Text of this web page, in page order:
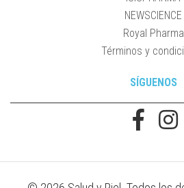
NEWSCIENCE
Royal Pharma
Términos y
SÍGUENOS